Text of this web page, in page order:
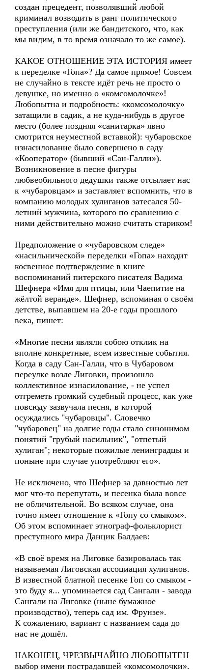
создан прецедент, позволявший любой
криминал возводить в ранг политического
преступления (или же бандитского, что, как
мы видим, в то время означало то же самое).
КАКОЕ ОТНОШЕНИЕ ЭТА ИСТОРИЯ имеет
к переделке «Гопа»? Да самое прямое! Совсем
не случайно в тексте идёт речь не просто о
девушке, но именно о «комсомолочке»!
Любопытна и подробность: «комсомолочку»
затащили в садик, а не куда-нибудь в другое
место (более поздняя «санитарка» явно
смотрится неуместной вставкой): чубаровское
изнасилование было совершено в саду
«Кооператор» (бывший «Сан-Галли»).
Возникновение в песне фигуры
любвеобильного дедушки также отсылает нас
к «чубаровцам» и заставляет вспомнить, что в
компанию молодых хулиганов затесался 50-
летний мужчина, которого по сравнению с
ними действительно можно считать стариком!
Предположение о «чубаровском следе»
«насильнической» переделки «Гопа» находит
косвенное подтверждение в книге
воспоминаний питерского писателя Вадима
Шефнера «Имя для птицы, или Чаепитие на
жёлтой веранде». Шефнер, вспоминая о своём
детстве, выпавшем на 20-е годы прошлого
века, пишет:
«Многие песни являли собою отклик на
вполне конкретные, всем известные события.
Когда в саду Сан-Галли, что в Чубаровом
переулке возле Лиговки, произошло
коллективное изнасилование, - не успел
отгреметь громкий судебный процесс, как уже
повсюду зазвучала песня, в которой
осуждались "чубаровцы". Словечко
"чубаровец" на долгие годы стало синонимом
понятий "грубый насильник", "отпетый
хулиган"; некоторые пожилые ленинградцы и
поныне при случае употребляют его».
Не исключено, что Шефнер за давностью лет
мог что-то перепутать, и песенка была вовсе
не обличительной. Во всяком случае, она
точно имеет отношение к «Гопу со смыком».
Об этом вспоминает этнограф-фольклорист
преступного мира Данцик Балдаев:
«В своё время на Лиговке базировалась так
называемая Лиговская ассоциация хулиганов.
В известной блатной песенке Гоп со смыком -
это буду я... упоминается сад Сангали - завода
Сангали на Лиговке (ныне бумажное
производство), теперь сад им. Фрунзе».
К сожалению, вариант с названием сада до
нас не дошёл.
НАКОНЕЦ, ЧРЕЗВЫЧАЙНО ЛЮБОПЫТЕН
выбор имени пострадавшей «комсомолочки».